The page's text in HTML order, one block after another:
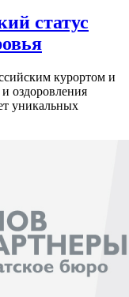
статус
курортом и
оздоровления
уникальных